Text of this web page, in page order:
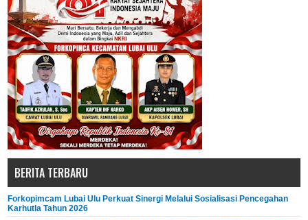
BERITA TERBARU
Forkopimcam Lubai Ulu Perkuat Sinergi Melalui Sosialisasi Pencegahan
Karhutla Tahun 2026